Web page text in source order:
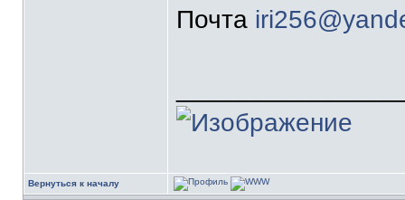
Почта
Вернуться к началу